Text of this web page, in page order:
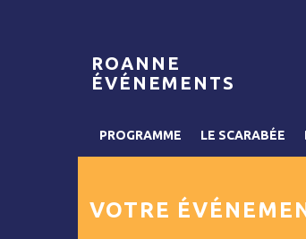
ROANNE
ÉVÉNEMENTS
PROGRAMME LE SCARABÉE
VOTRE